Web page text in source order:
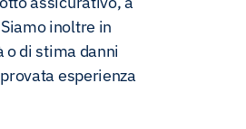
inoltre in
di stima danni
esperienza